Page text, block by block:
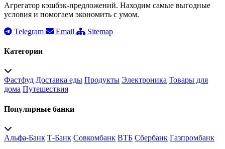
Агрегатор кэшбэк-предложений. Находим самые выгодные
условия и помогаем экономить с умом.
Telegram
Email Sitemap
Категории
Фастфуд Доставка еды Продукты Электроника Товары для
дома Путешествия
Популярные банки
Альфа-Банк Т-Банк Совкомбанк ВТБ Сбербанк Газпромбанк